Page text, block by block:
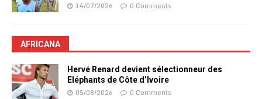
14/07/2026 0 Comments
AFRICANA
Hervé Renard devient sélectionneur des
Eléphants de Côte d’Ivoire
05/08/2026 0 Comments